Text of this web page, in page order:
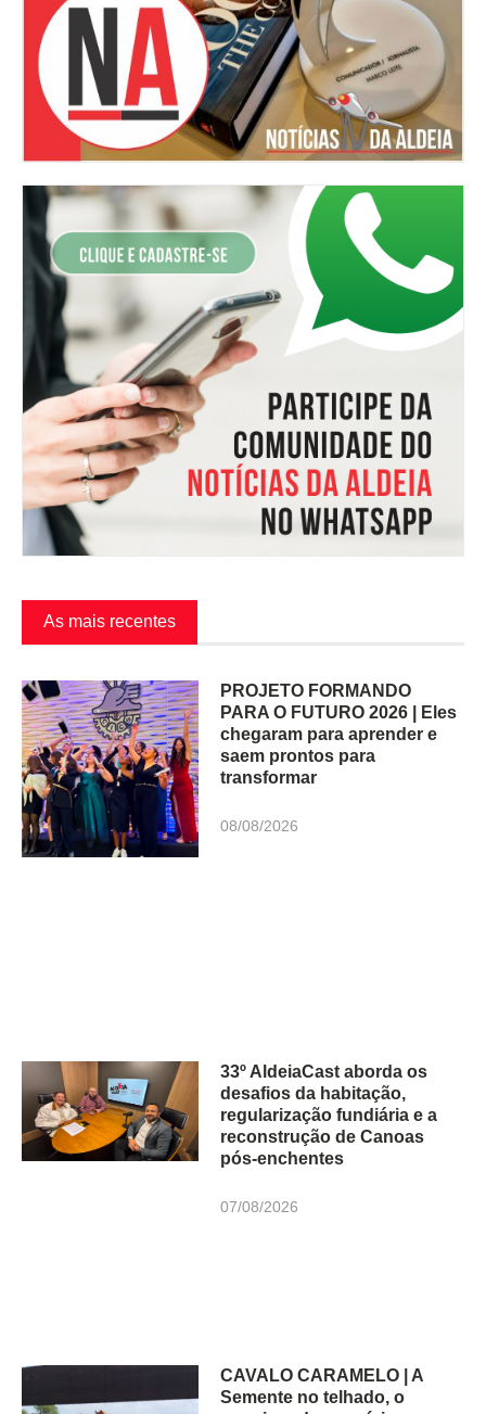
As mais recentes
PROJETO FORMANDO
PARA O FUTURO 2026 | Eles
chegaram para aprender e
saem prontos para
transformar
08/08/2026
33º AldeiaCast aborda os
desafios da habitação,
regularização fundiária e a
reconstrução de Canoas
pós-enchentes
07/08/2026
CAVALO CARAMELO | A
Semente no telhado, o